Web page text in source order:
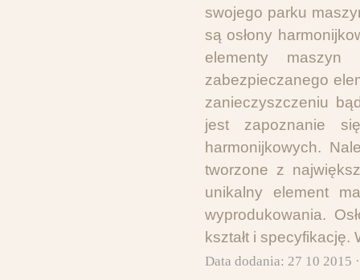
swojego parku
są osłony
elementy
zabezpieczanego
zanieczyszczeniu
jest zapoznanie
harmonijkowych.
tworzone z
unikalny element
wyprodukowania.
kształt i specyfikację.
Data dodania: 27 10 2015